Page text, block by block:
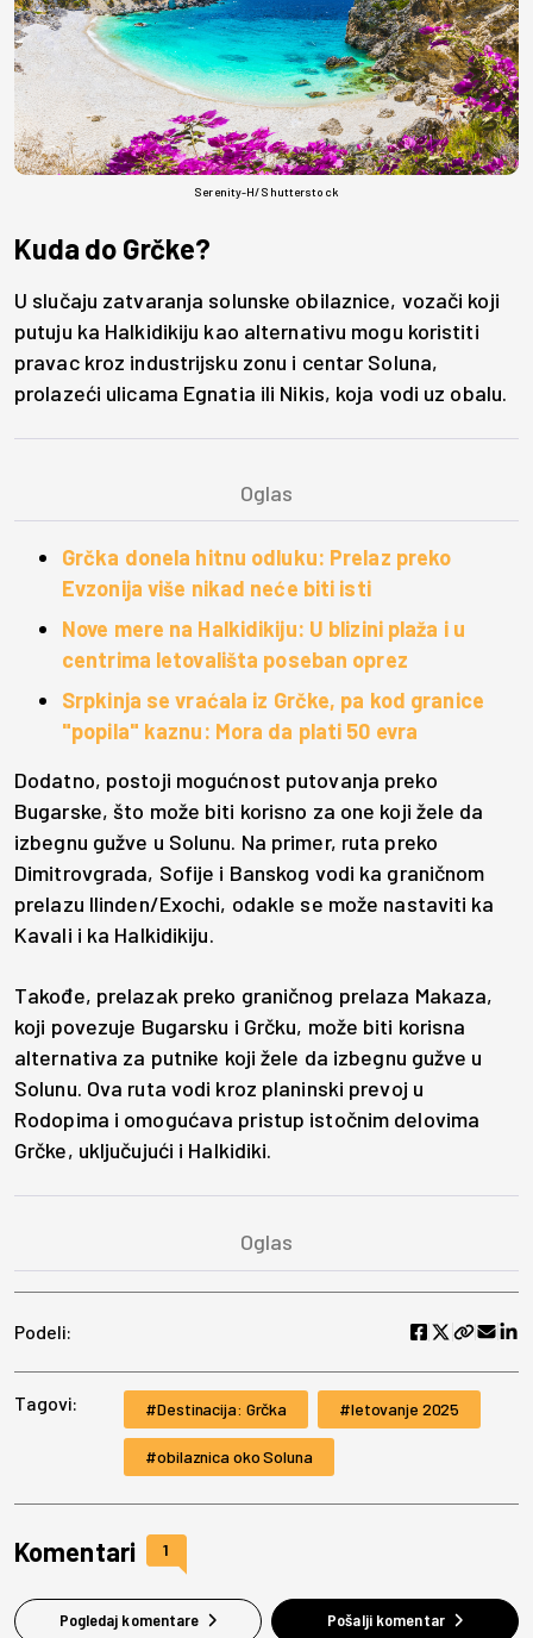
Serenity-H/ Shutterstock
Kuda do Grčke?
U slučaju zatvaranja solunske obilaznice, vozači koji
putuju ka Halkidikiju kao alternativu mogu koristiti
pravac kroz industrijsku zonu i centar Soluna,
prolazeći ulicama Egnatia ili Nikis, koja vodi uz obalu.
Grčka donela hitnu odluku: Prelaz preko
Evzonija više nikad neće biti isti
Nove mere na Halkidikiju: U blizini plaža i u
centrima letovališta poseban oprez
Srpkinja se vraćala iz Grčke, pa kod granice
"popila" kaznu: Mora da plati 50 evra
Dodatno, postoji mogućnost putovanja preko
Bugarske, što može biti korisno za one koji žele da
izbegnu gužve u Solunu. Na primer, ruta preko
Dimitrovgrada, Sofije i Banskog vodi ka graničnom
prelazu Ilinden/Exochi, odakle se može nastaviti ka
Kavali i ka Halkidikiju.
Takođe, prelazak preko graničnog prelaza Makaza,
koji povezuje Bugarsku i Grčku, može biti korisna
alternativa za putnike koji žele da izbegnu gužve u
Solunu. Ova ruta vodi kroz planinski prevoj u
Rodopima i omogućava pristup istočnim delovima
Grčke, uključujući i Halkidiki.
Podeli:
Tagovi: Destinacija: Grčka letovanje 2025
obilaznica oko Soluna
Komentari 1
Pogledaj komentare Pošalji komentar